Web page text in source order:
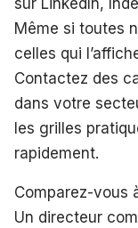
sur LinkedIn,
Même si toutes
celles qui
Contactez des
dans votre
les grilles
rapidement.
Comparez-vous
Un directeur